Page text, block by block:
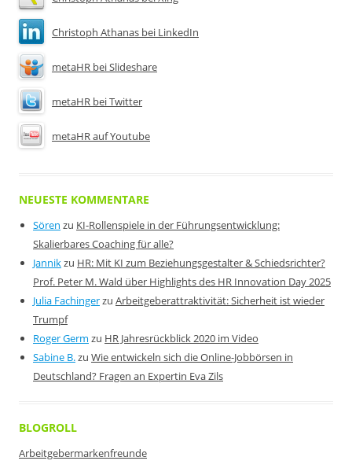
Christoph Athanas bei LinkedIn
metaHR bei Slideshare
metaHR bei Twitter
metaHR auf Youtube
NEUESTE KOMMENTARE
Sören zu KI-Rollenspiele in der Führungsentwicklung:
Skalierbares Coaching für alle?
Jannikzu HR: Mit KI zum Beziehungsgestalter & Schiedsrichter?
Prof. Peter M. Wald über Highlights des HR Innovation Day 2025
Julia Fachingerzu Arbeitgeberattraktivität: Sicherheit ist wieder
Trumpf
Roger Germ zu HR Jahresrückblick 2020 im Video
Sabine B.zu Wie entwickeln sich die Online-Jobbörsen in
Deutschland? Fragen an Expertin Eva Zils
BLOGROLL
Arbeitgebermarkenfreunde